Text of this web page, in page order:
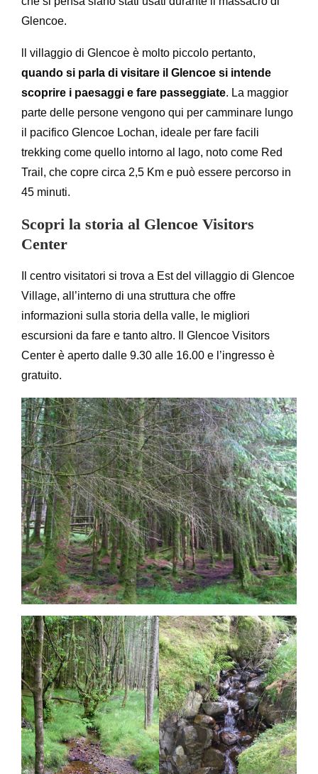
Glencoe.
ll villaggio di Glencoe è molto piccolo pertanto,
quando si parla di visitare il Glencoe si intende
scoprire i paesaggi e fare passeggiate. La maggior
parte delle persone vengono qui per camminare lungo
il pacifico Glencoe Lochan, ideale per fare facili
trekking come quello intorno al lago, noto come Red
Trail, che copre circa 2,5 Km e può essere percorso in
45 minuti.
Scopri la storia al Glencoe Visitors
Center
Il centro visitatori si trova a Est del villaggio di Glencoe
Village, all’interno di una struttura che offre
informazioni sulla storia della valle, le migliori
escursioni da fare e tanto altro. Il Glencoe Visitors
Center è aperto dalle 9.30 alle 16.00 e l’ingresso è
gratuito.